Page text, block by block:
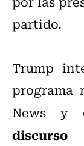
partido.
Trump
programa
News y